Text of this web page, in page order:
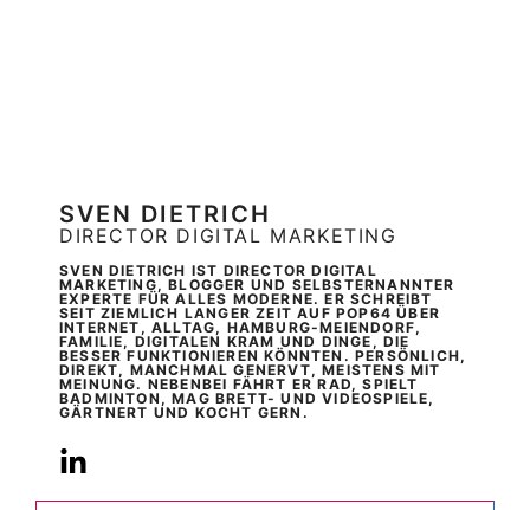
SVEN DIETRICH
DIRECTOR DIGITAL MARKETING
SVEN DIETRICH IST DIRECTOR DIGITAL
MARKETING, BLOGGER UND SELBSTERNANNTER
EXPERTE FÜR ALLES MODERNE. ER SCHREIBT
SEIT ZIEMLICH LANGER ZEIT AUF POP64 ÜBER
INTERNET, ALLTAG, HAMBURG-MEIENDORF,
FAMILIE, DIGITALEN KRAM UND DINGE, DIE
BESSER FUNKTIONIEREN KÖNNTEN. PERSÖNLICH,
DIREKT, MANCHMAL GENERVT, MEISTENS MIT
MEINUNG. NEBENBEI FÄHRT ER RAD, SPIELT
BADMINTON, MAG BRETT- UND VIDEOSPIELE,
GÄRTNERT UND KOCHT GERN.